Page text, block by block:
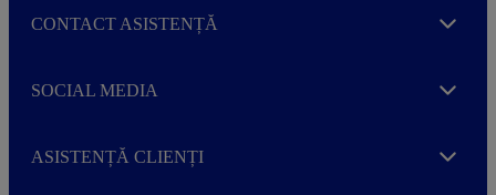
CONTACT ASISTENȚĂ Expand
SOCIAL MEDIA Expand
ASISTENȚĂ CLIENȚI Expand